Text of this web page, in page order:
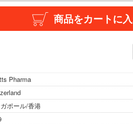
商品をカートに
Pharma
ポール/香港